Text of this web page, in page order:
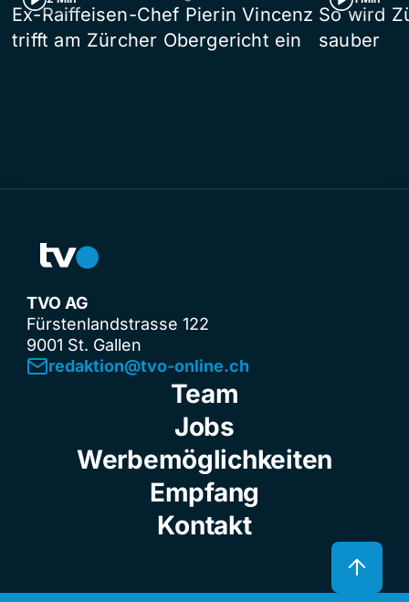
Ex-Raiffeisen-Chef Pierin Vincenz
trifft am Zürcher Obergericht ein
So wird
sauber
TVO AG
Fürstenlandstrasse 122
9001 St. Gallen
redaktion@tvo-online.ch
Team
Jobs
Werbemöglichkeiten
Empfang
Kontakt